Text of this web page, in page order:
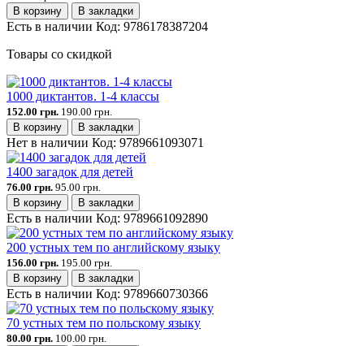
В корзину
В закладки
Есть в наличии Код: 9786178387204
Товары со скидкой
1000 диктантов. 1-4 классы
152.00 грн. 190.00 грн.
В корзину
В закладки
Нет в наличии Код: 9789661093071
1400 загадок для детей
76.00 грн. 95.00 грн.
В корзину
В закладки
Есть в наличии Код: 9789661092890
200 устных тем по английскому языку
156.00 грн. 195.00 грн.
В корзину
В закладки
Есть в наличии Код: 9789660730366
70 устных тем по польскому языку
80.00 грн. 100.00 грн.